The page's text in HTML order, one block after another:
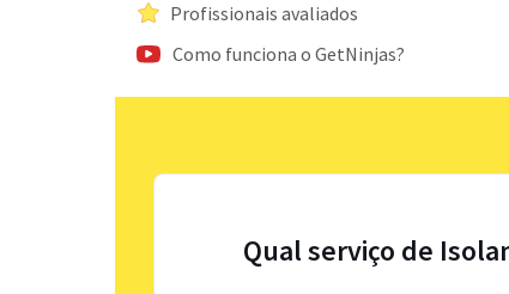
Profissionais avaliados
Como funciona o GetNinjas?
Qual serviço de